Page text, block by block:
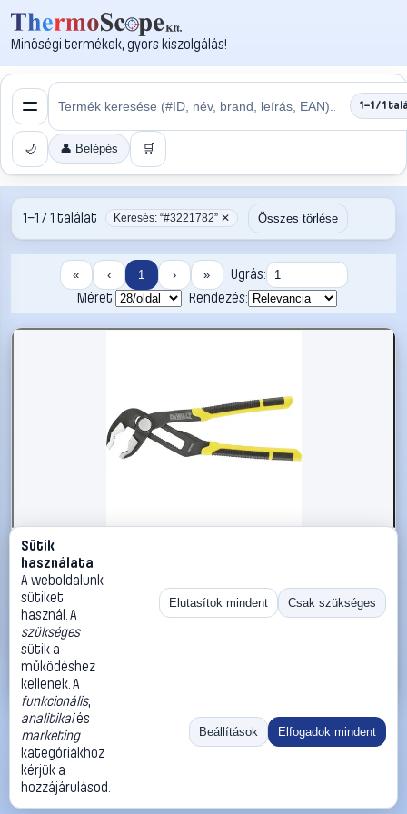
Minőségi termékek, gyors kiszolgálás!
1–1 / 1
🌙 👤 Belépés 🛒
1–1 / 1 találat Keresés: “#3221782” ✕ Összes törlése
« ‹ 1 › »
Ugrás:
Méret:
Rendezés:
#3221782
DEWALT DWHT0-74432 DWHT0-74432 Vízpumpa fogó
300 mm
DEWALT Vízpumpafogók
12 990 Ft
Kosárba
«
Ugrás:
Méret:
Rendezés:
©2026
ThermoScope
ÁSZF
Cégbemutató
Sütik
használata
A weboldalunk
sütiket
használ. A
szükséges
sütik a
működéshez
kellenek. A
funkcionális,
analitikaiés
marketing
kategóriákhoz
kérjük a
hozzájárulásod.
Elutasítok mindent Csak szükséges
Beállítások Elfogadok mindent